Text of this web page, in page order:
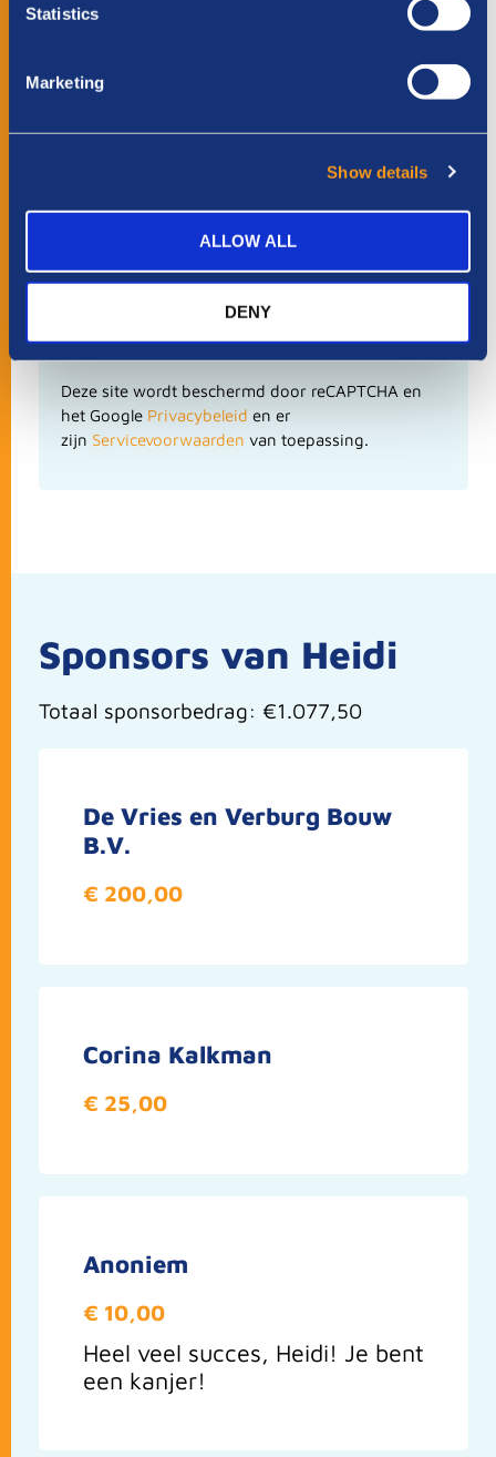
Statistics
Marketing
Show details
ALLOW ALL
DENY
BEDRAG
Deze site wordt beschermd door reCAPTCHA en
het Google Privacybeleid en er
zijn Servicevoorwaarden van toepassing.
Sponsors van Heidi
Totaal sponsorbedrag: €1.077,50
De Vries en Verburg Bouw
B.V.
€ 200,00
Corina Kalkman
€ 25,00
Anoniem
€ 10,00
Heel veel succes, Heidi! Je bent
een kanjer!